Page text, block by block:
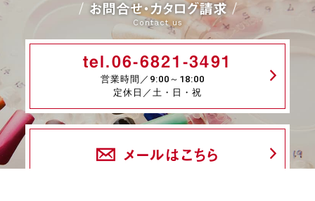
お問合せ・カタログ請求
Contact us
tel.06-6821-3491
営業時間／9:00～18:00
定休日／土・日・祝
メールはこちら